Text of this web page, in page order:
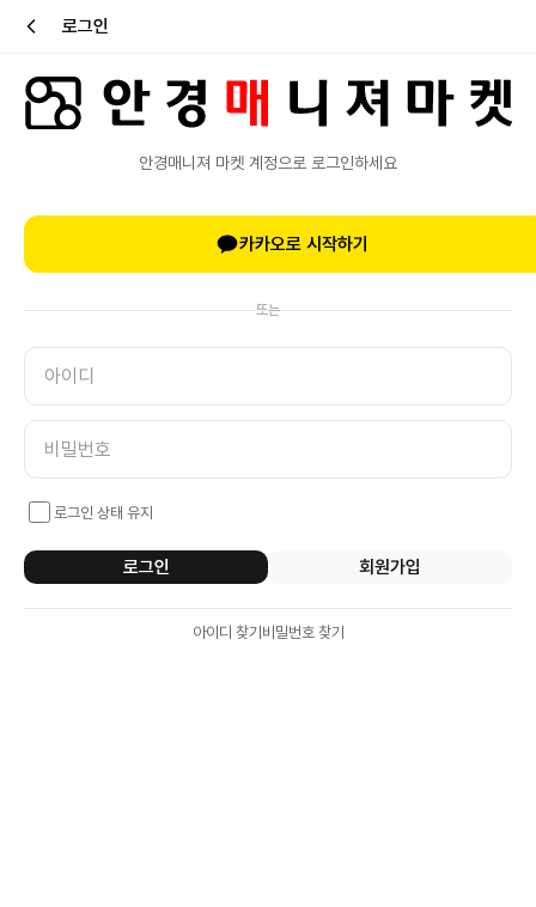
로그인
안경매니져 마켓 계정으로 로그인하세요
카카오로 시작하기
또는
로그인 상태 유지
로그인 회원가입
아이디 찾기 비밀번호 찾기